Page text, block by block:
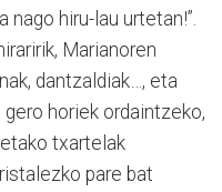
nago hiru-lau urtetan!”.
Marianoren
dantzaldiak…, eta
horiek ordaintzeko,
txartelak
pare bat